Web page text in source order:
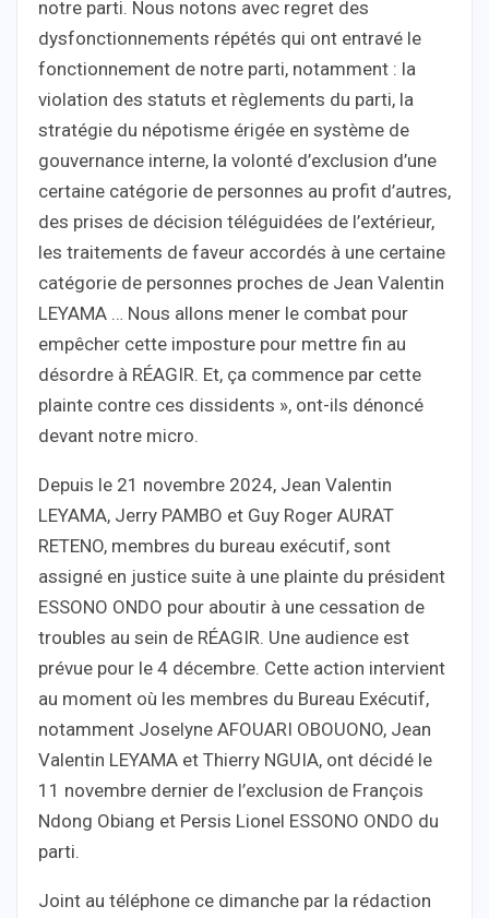
notre parti. Nous notons avec regret des
dysfonctionnements répétés qui ont entravé le
fonctionnement de notre parti, notamment : la
violation des statuts et règlements du parti, la
stratégie du népotisme érigée en système de
gouvernance interne, la volonté d’exclusion d’une
certaine catégorie de personnes au profit d’autres,
des prises de décision téléguidées de l’extérieur,
les traitements de faveur accordés à une certaine
catégorie de personnes proches de Jean Valentin
LEYAMA … Nous allons mener le combat pour
empêcher cette imposture pour mettre fin au
désordre à RÉAGIR. Et, ça commence par cette
plainte contre ces dissidents », ont-ils dénoncé
devant notre micro.
Depuis le 21 novembre 2024, Jean Valentin
LEYAMA, Jerry PAMBO et Guy Roger AURAT
RETENO, membres du bureau exécutif, sont
assigné en justice suite à une plainte du président
ESSONO ONDO pour aboutir à une cessation de
troubles au sein de RÉAGIR. Une audience est
prévue pour le 4 décembre. Cette action intervient
au moment où les membres du Bureau Exécutif,
notamment Joselyne AFOUARI OBOUONO, Jean
Valentin LEYAMA et Thierry NGUIA, ont décidé le
11 novembre dernier de l’exclusion de François
Ndong Obiang et Persis Lionel ESSONO ONDO du
parti.
Joint au téléphone ce dimanche par la rédaction